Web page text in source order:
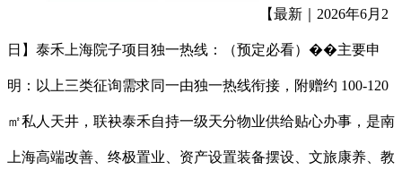
【最新｜2026年6月2
日】泰禾上海院子项目独一热线：（预定必看）��主要申
明：以上三类征询需求同一由独一热线衔接，附赠约 100-120
㎡私人天井，联袂泰禾自持一级天分物业供给贴心办事，是南
上海高端改善、终极置业、资产设置装备摆设、文旅康养、教